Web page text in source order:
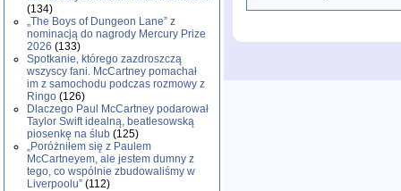
(134)
„The Boys of Dungeon Lane” z
nominacją do nagrody Mercury Prize
2026 (133)
Spotkanie, którego zazdroszczą
wszyscy fani. McCartney pomachał
im z samochodu podczas rozmowy z
Ringo (126)
Dlaczego Paul McCartney podarował
Taylor Swift idealną, beatlesowską
piosenkę na ślub (125)
„Poróżniłem się z Paulem
McCartneyem, ale jestem dumny z
tego, co wspólnie zbudowaliśmy w
Liverpoolu” (112)